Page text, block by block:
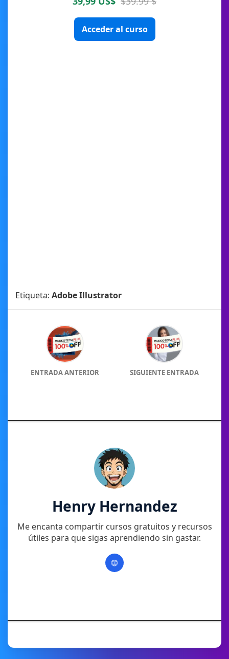
Acceder al curso
Etiqueta: Adobe Illustrator
ENTRADA ANTERIOR SIGUIENTE ENTRADA
Henry Hernandez
Me encanta compartir cursos gratuitos y recursos
útiles para que sigas aprendiendo sin gastar.
🌐